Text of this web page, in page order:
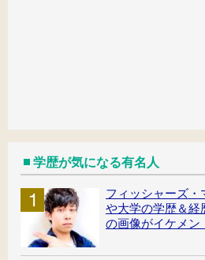
学歴が気になる有名人
フィッシャーズ・
や大学の学歴＆経
の画像がイケメン